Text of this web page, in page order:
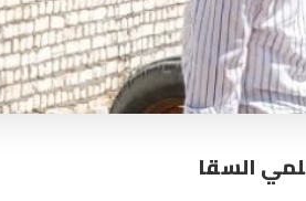
السقا